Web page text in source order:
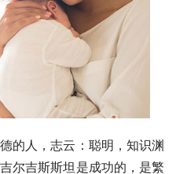
的人，志云：聪明，知识渊
尔吉斯斯坦是成功的，是繁